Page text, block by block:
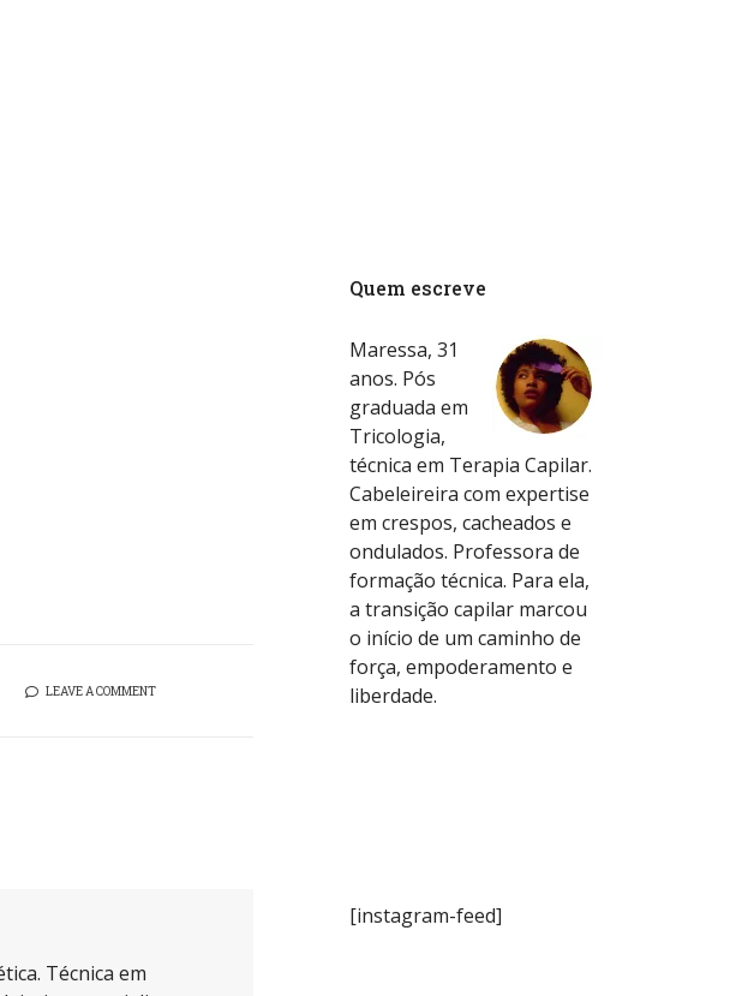
LEAVE A COMMENT
Técnica em
Quem escreve
Maressa, 31
anos. Pós
graduada em
Tricologia,
técnica em Terapia Capilar.
Cabeleireira com expertise
em crespos, cacheados e
ondulados. Professora de
formação técnica. Para ela,
a transição capilar marcou
o início de um caminho de
força, empoderamento e
liberdade.
[instagram-feed]